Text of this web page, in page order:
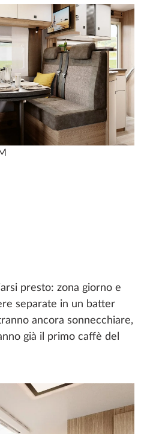
presto: zona giorno e
separate in un batter
ancora sonnecchiare,
già il primo caffè del